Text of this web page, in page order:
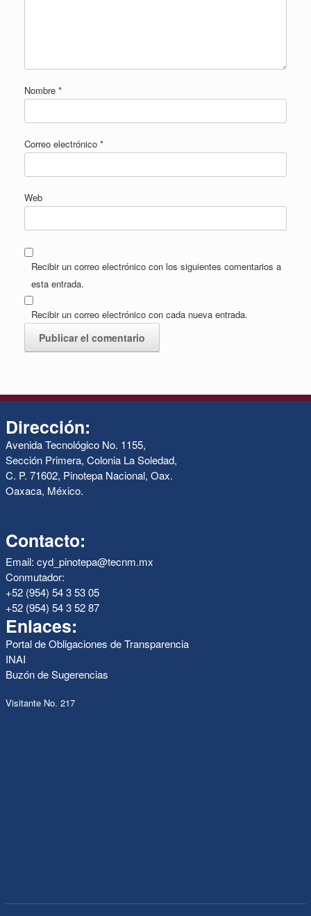
Nombre *
Correo electrónico *
Web
Recibir un correo electrónico con los siguientes comentarios a
esta entrada.
Recibir un correo electrónico con cada nueva entrada.
Dirección:
Avenida Tecnológico No. 1155,
Sección Primera, Colonia La Soledad,
C. P. 71602, Pinotepa Nacional, Oax.
Oaxaca, México.
Contacto:
Email: cyd_pinotepa@tecnm.mx
Conmutador:
+52 (954) 54 3 53 05
+52 (954) 54 3 52 87
Enlaces:
Portal de Obligaciones de Transparencia
INAI
Buzón de Sugerencias
Visitante No. 217